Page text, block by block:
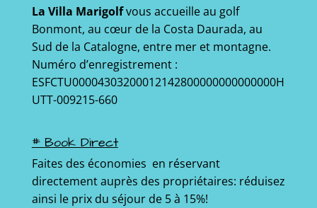
La Villa Marigolfvous accueille au golf
Bonmont, au cœur de la Costa Daurada, au
Sud de la Catalogne, entre mer et montagne.
Numéro d’enregistrement :
ESFCTU00004303200012142800000000000000H
UTT-009215-660
# Book Direct
Faites des économies en réservant
directement auprès des propriétaires: réduisez
ainsi le prix du séjour de 5 à 15%!